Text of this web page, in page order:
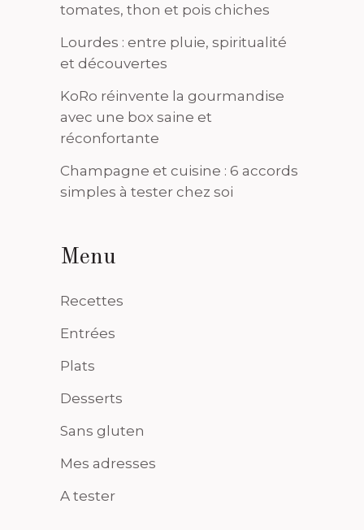
tomates, thon et pois chiches
Lourdes : entre pluie, spiritualité
et découvertes
KoRo réinvente la gourmandise
avec une box saine et
réconfortante
Champagne et cuisine : 6 accords
simples à tester chez soi
Menu
Recettes
Entrées
Plats
Desserts
Sans gluten
Mes adresses
A tester